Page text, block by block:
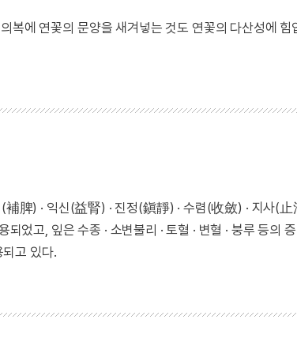
복에 연꽃의 문양을 새겨넣는 것도 연꽃의 다산성에 힘
脾) · 익신(益腎) · 진정(鎭靜) · 수렴(收斂) · 지사(
었고, 잎은 수종 · 소변불리 · 토혈 · 변혈 · 붕루 등의
고 있다.